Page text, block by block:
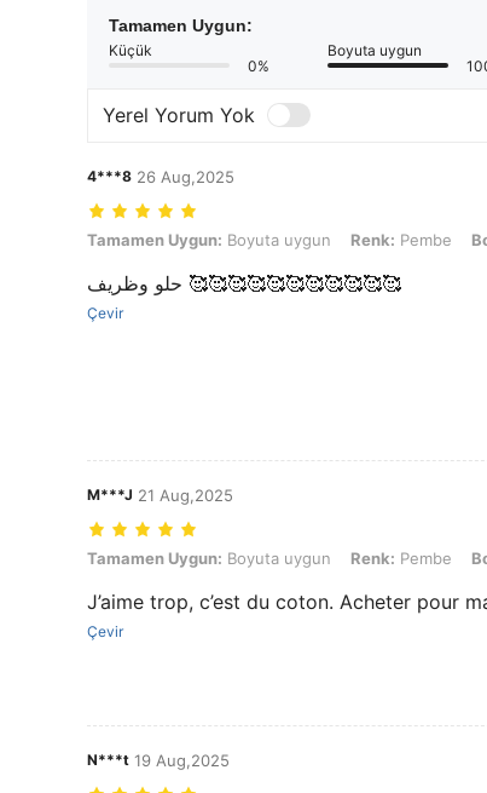
Tamamen Uygun:
Küçük
0%
Boyuta uygun
Yerel Yorum Yok
4***8 26 Aug,2025
Tamamen Uygun: Boyuta uygun, Renk: Pembe, Boyut: 11Y
Tamamen Uygun: Boyuta uygun Renk: Pembe
حلو وظريف 🥰🥰🥰🥰🥰🥰🥰🥰🥰🥰🥰
Çevir
M***J 21 Aug,2025
Tamamen Uygun: Boyuta uygun, Renk: Pembe, Boyut: 10Y
Tamamen Uygun: Boyuta uygun Renk: Pembe
J’aime trop, c’est du coton. Acheter pour
Çevir
N***t 19 Aug,2025